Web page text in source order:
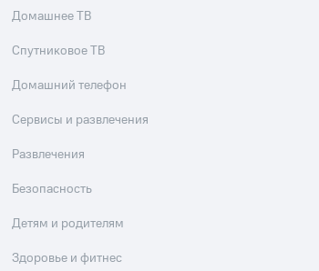
Домашнее ТВ
Спутниковое ТВ
Домашний телефон
Сервисы и развлечения
Развлечения
Безопасность
Детям и родителям
Здоровье и фитнес